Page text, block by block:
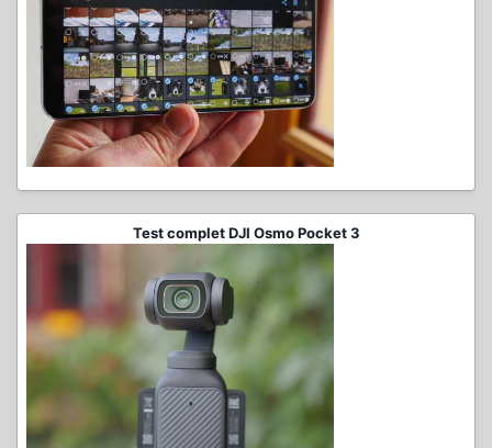
Test complet DJI Osmo Pocket 3